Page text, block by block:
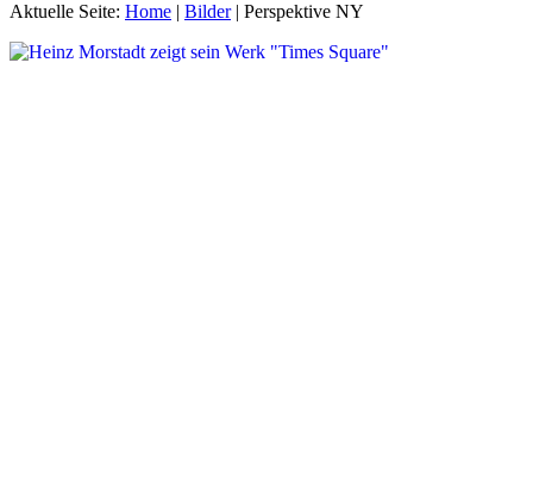
Aktuelle Seite: Home | Bilder| Perspektive NY